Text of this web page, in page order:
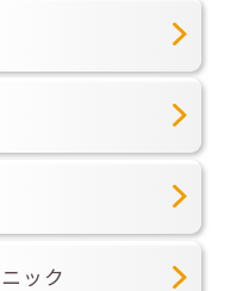
ック